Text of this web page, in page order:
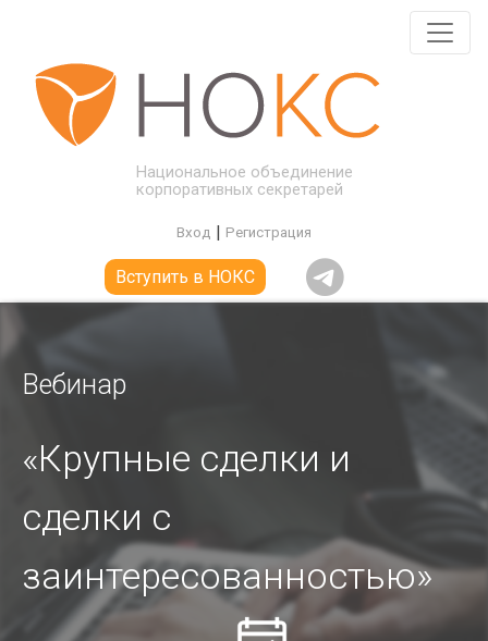
Национальное объединение
корпоративных секретарей
Вход | Регистрация
Вступить в НОКС
Вебинар
«Крупные сделки и
сделки с
заинтересованностью»